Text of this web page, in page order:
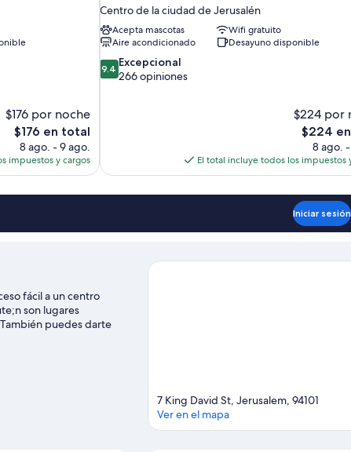
$176 por noche
El
precio
actual
es
$176 en total
8 ago. - 9 ago.
impuestos y cargos
Centro de la ciudad de Jerusalén
Acepta mascotas
Wifi gratuito
Aire acondicionado
Desayuno disponible
9.4
de
9.4 Excepcional
266 opiniones
$224 por
El
precio
actual
es
$224
$224
8 ago.
El total incluye todos los impuestos
Iniciar sesión
fácil a un centro
son lugares
puedes darte
conocer la zona con
7 King David St, Jerusalem, 94101
Ver en el mapa